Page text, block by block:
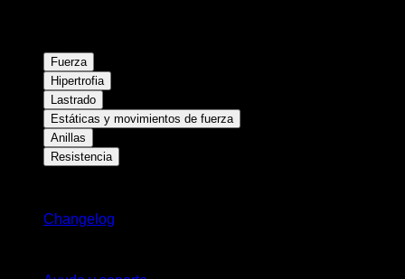
Fuerza
Hipertrofia
Lastrado
Estáticas y movimientos de fuerza
Anillas
Resistencia
Changelog